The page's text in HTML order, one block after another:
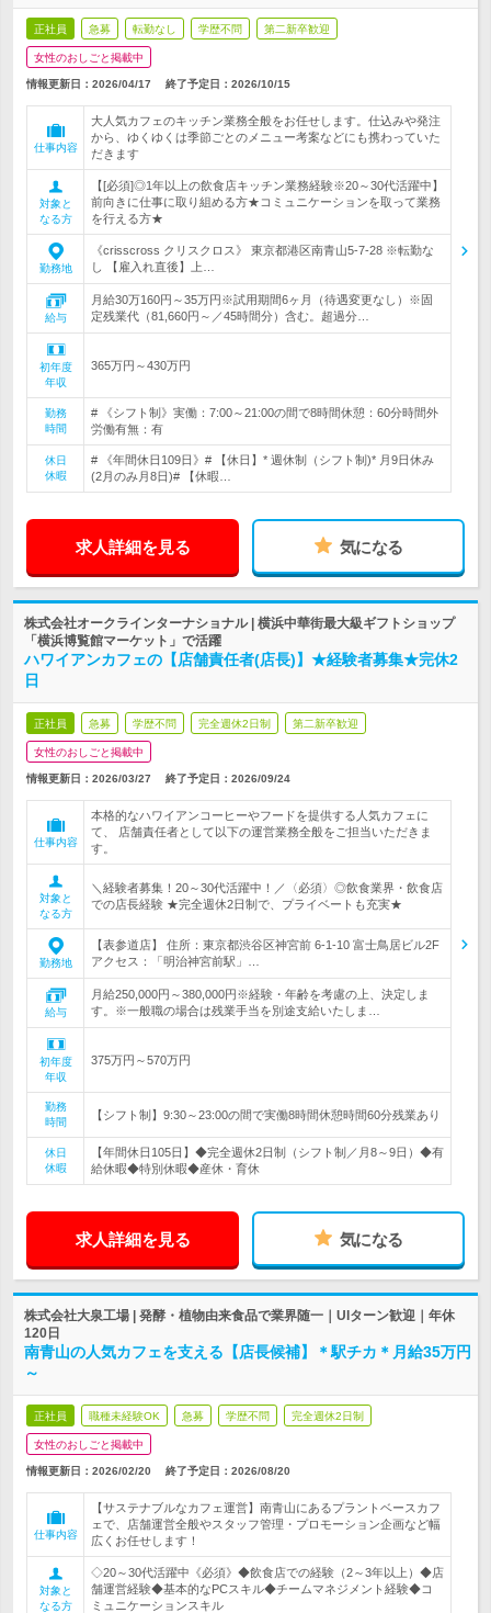
正社員 急募 転勤なし 学歴不問 第二新卒歓迎
女性のおしごと掲載中
情報更新日：2026/04/17 終了予定日： 2026/10/15
仕事内容
大人気カフェのキッチン業務全般をお任せします。仕込みや発注
から、ゆくゆくは季節ごとのメニュー考案などにも携わっていた
だきます
対象と
なる方
【[必須]◎1年以上の飲食店キッチン業務経験※20～30代活躍中】
前向きに仕事に取り組める方★コミュニケーションを取って業務
を行える方★
勤務地
《crisscross クリスクロス》 東京都港区南青山5-7-28 ※転勤な
し 【雇入れ直後】上…
給与
月給30万160円～35万円※試用期間6ヶ月（待遇変更なし）※固
定残業代（81,660円～／45時間分）含む。超過分…
初年度
年収
365万円～430万円
勤務
時間
# 《シフト制》実働：7:00～21:00の間で8時間休憩：60分時間外
労働有無：有
休日
休暇
# 《年間休日109日》# 【休日】* 週休制（シフト制)* 月9日休み
(2月のみ月8日)# 【休暇…
求人詳細を見る 気になる
株式会社オークラインターナショナル | 横浜中華街最大級ギフトショップ
「横浜博覧館マーケット」で活躍
ハワイアンカフェの【店舗責任者(店長)】★経験者募集★完休2
日
正社員 急募 学歴不問 完全週休2日制 第二新卒歓迎
女性のおしごと掲載中
情報更新日：2026/03/27 終了予定日： 2026/09/24
仕事内容
本格的なハワイアンコーヒーやフードを提供する人気カフェに
て、 店舗責任者として以下の運営業務全般をご担当いただきま
す。
対象と
なる方
＼経験者募集！20～30代活躍中！／〈必須〉◎飲食業界・飲食店
での店長経験 ★完全週休2日制で、プライベートも充実★
勤務地
【表参道店】 住所：東京都渋谷区神宮前 6-1-10 富士鳥居ビル2F
アクセス：「明治神宮前駅」…
給与
月給250,000円～380,000円※経験・年齢を考慮の上、決定しま
す。※一般職の場合は残業手当を別途支給いたしま…
初年度
年収
375万円～570万円
勤務
時間
【シフト制】9:30～23:00の間で実働8時間休憩時間60分残業あり
休日
休暇
【年間休日105日】◆完全週休2日制（シフト制／月8～9日）◆有
給休暇◆特別休暇◆産休・育休
求人詳細を見る 気になる
株式会社大泉工場 | 発酵・植物由来食品で業界随一｜UIターン歓迎｜年休
120日
南青山の人気カフェを支える【店長候補】＊駅チカ＊月給35万円
～
正社員 職種未経験OK 急募 学歴不問 完全週休2日制
女性のおしごと掲載中
情報更新日：2026/02/20 終了予定日： 2026/08/20
仕事内容
【サステナブルなカフェ運営】南青山にあるプラントベースカフ
ェで、店舗運営全般やスタッフ管理・プロモーション企画など幅
広くお任せします！
対象と
なる方
◇20～30代活躍中《必須》◆飲食店での経験（2～3年以上）◆店
舗運営経験◆基本的なPCスキル◆チームマネジメント経験◆コ
ミュニケーションスキル